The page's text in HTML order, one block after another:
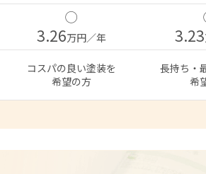
◯
3.26万円／年 3.23
コスパの良い塗装を
希望の方
長持ち・
希